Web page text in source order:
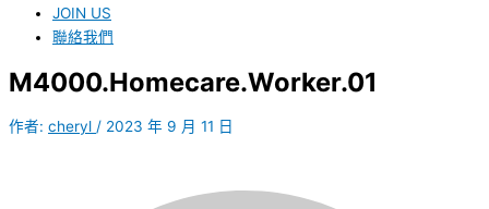
JOIN US
聯絡我們
M4000.Homecare.Worker.01
作者: cheryl / 2023 年 9 月 11 日